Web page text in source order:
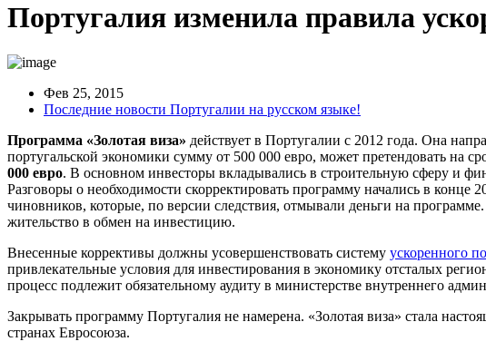
Португалия изменила правила
Фев 25, 2015
Последние новости Португалии на русском языке!
Программа «Золотая виза» действует в Португалии с 2012 года. Она
португальской экономики сумму от 500 000 евро, может претендовать на
000 евро. В основном инвесторы вкладывались в строительную сферу и
Разговоры о необходимости скорректировать программу начались в
чиновников, которые, по версии следствия, отмывали деньги на
жительство в обмен на инвестицию.
Внесенные коррективы должны усовершенствовать систему ускоренного
привлекательные условия для инвестирования в экономику отсталых
процесс подлежит обязательному аудиту в министерстве внутреннего
Закрывать программу Португалия не намерена. «Золотая виза» стала
странах Евросоюза.